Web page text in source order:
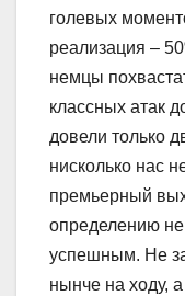
голевых
реализация –
немцы
классных атак
довели только
нисколько нас
премьерный
определению
успешным. Не
нынче на ходу,